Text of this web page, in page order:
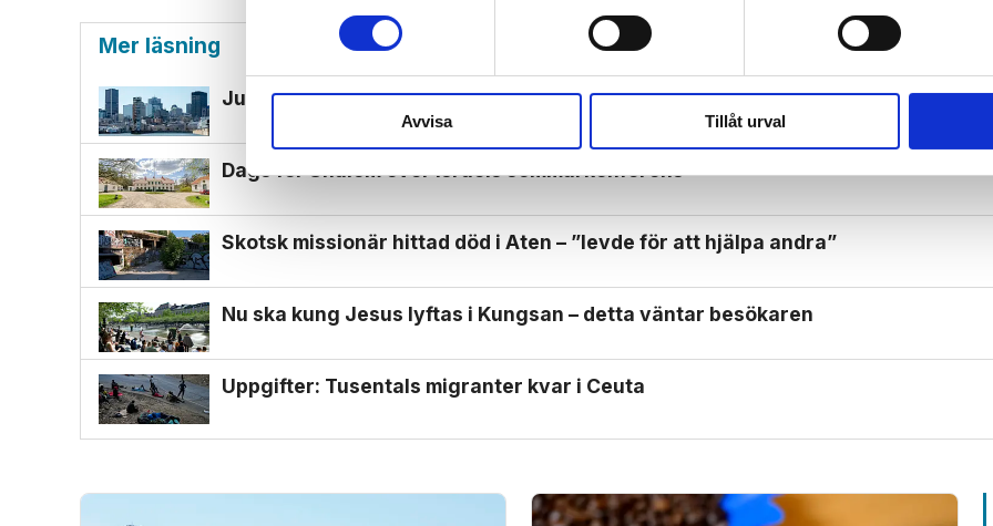
Avvisa Tillåt urval
Mer läsning
Judisk restaurang som startades av Förintelse­överlevare förstörd i brand
Dags för Shalom över Israels sommarkonferens
Skotsk missionär hittad död i Aten – ”levde för att hjälpa andra”
Nu ska kung Jesus lyftas i Kungsan – detta väntar besökaren
Uppgifter: Tusentals migranter kvar i Ceuta